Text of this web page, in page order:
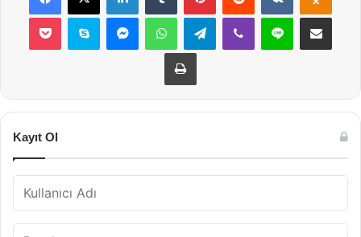
Pocket Skype MessengerWhatsAppTelegramViber Line E-Posta ile
Yazdır
Kayıt Ol